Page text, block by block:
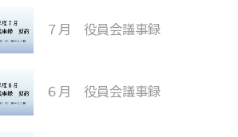
７月 役員会議事録
６月 役員会議事録